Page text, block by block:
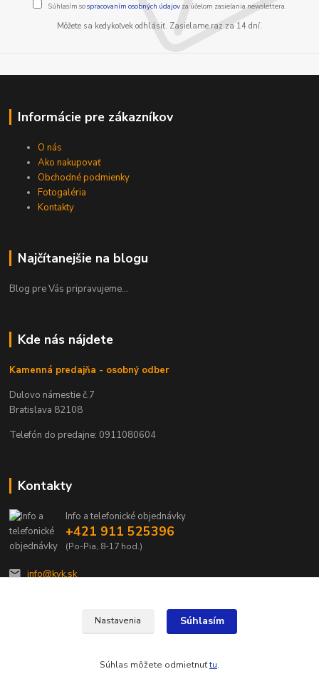
Súhlasím sospracovaním osobných údajov za účelom zasielania newslettera.
Môžete sa kedykoľvek odhlásiť. Zasielame raz za 14 dní.
Informácie pre zákazníkov
O nás
Ako nakupovať
Obchodné podmienky
Fotogaléria
Kontakty
Najčítanejšie na blogu
Blog pre Vás pripravujeme...
Kde nás nájdete
Kamenná predajňa - osobný odber
Dulovo námestie č.7
Bratislava 82108
Telefón do predajne: 0911080604
Kontakty
Info a telefonické objednávky
+421 911 525396
(Po-Pia, 8-17 hod.)
info@kvk.sk
Nastavenia Súhlasím
Súhlas môžete odmietnuťtu.